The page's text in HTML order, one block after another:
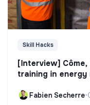
Skill Hacks
[Interview]
training in energy
Fabien Secherre•